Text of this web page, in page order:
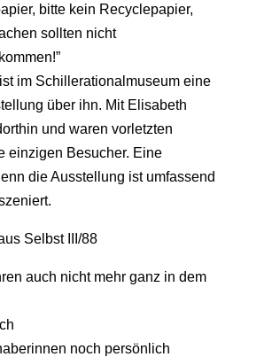
bitte kein Recyclepapier,
sollten nicht
im Schillerationalmuseum eine
über ihn. Mit Elisabeth
und waren vorletzten
einzigen Besucher. Eine
die Ausstellung ist umfassend
Selbst III/88
auch nicht mehr ganz in dem
noch persönlich